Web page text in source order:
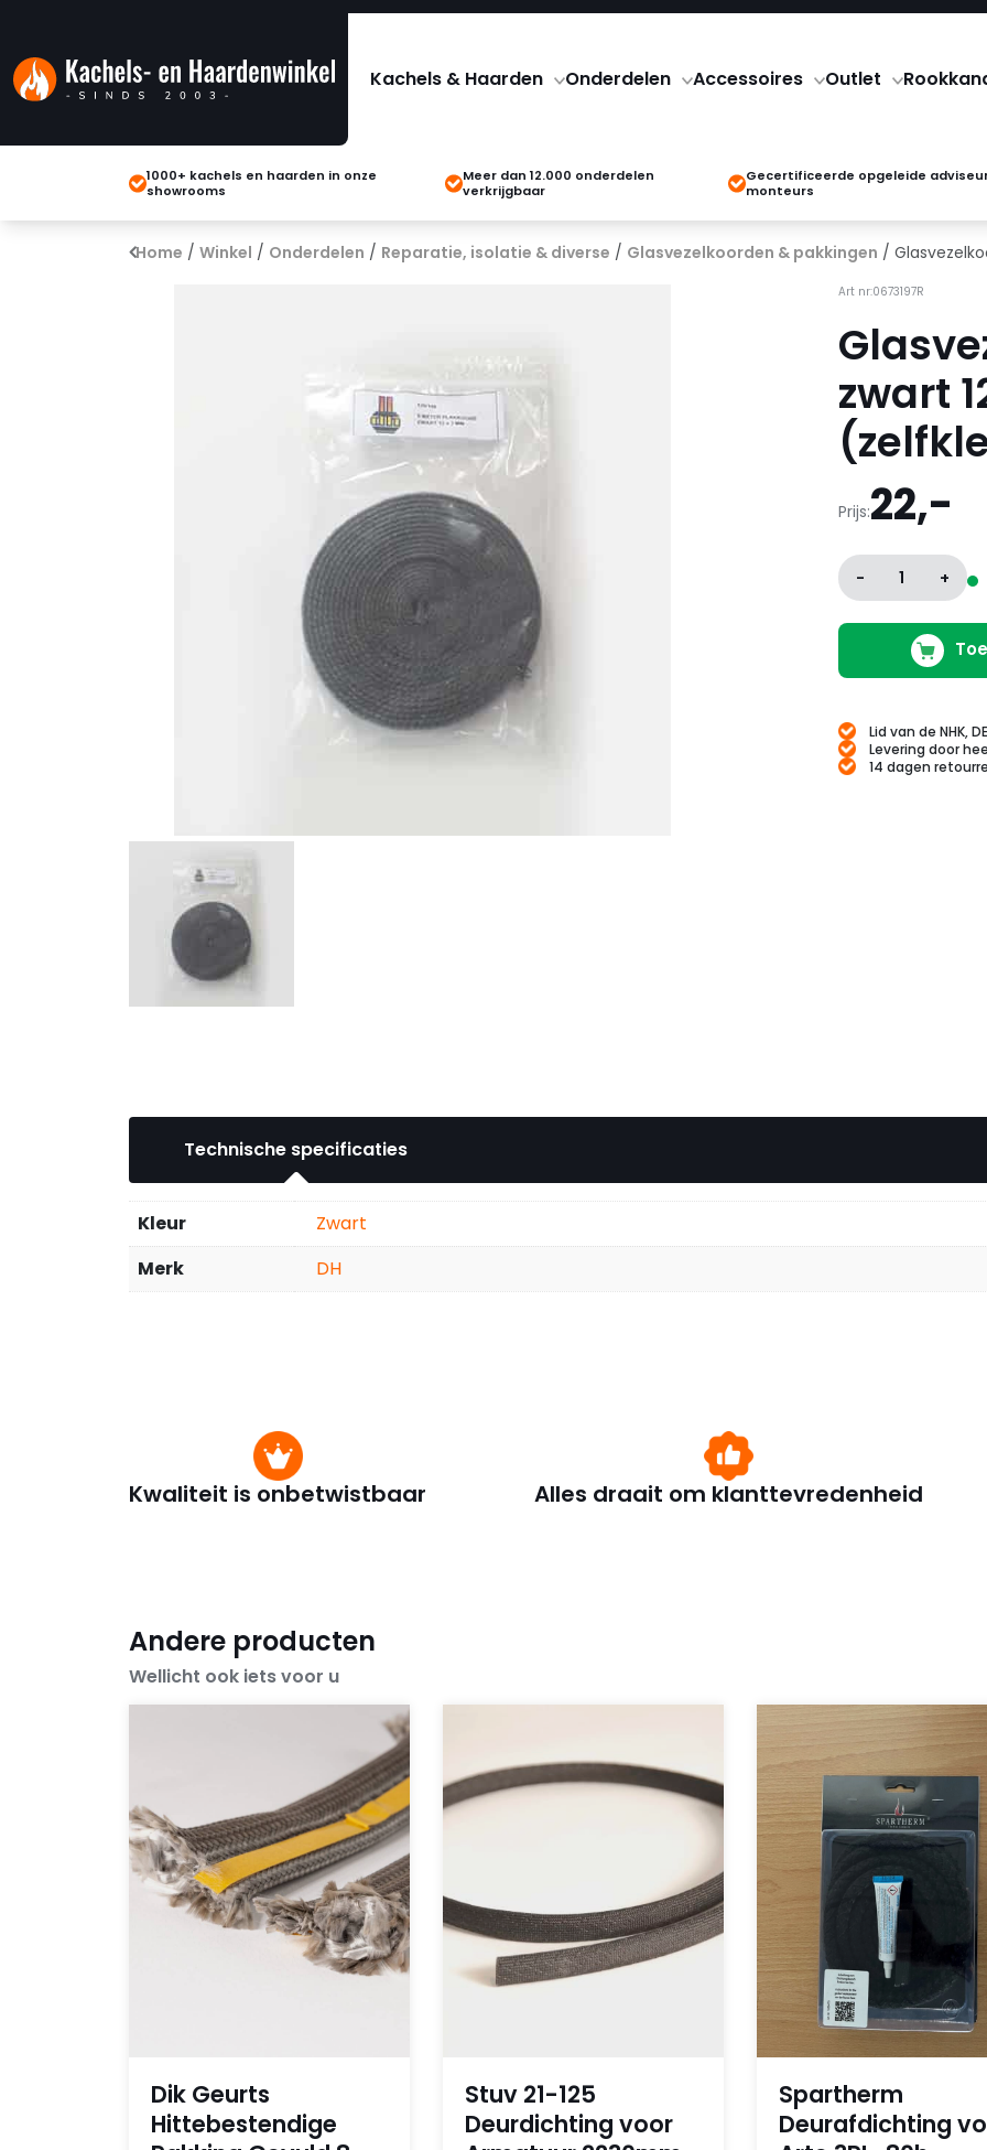
Kachels & Haarden Onderdelen Accessoires Outlet
1000+ kachels en haarden in onze
showrooms
Meer dan 12.000 onderdelen
verkrijgbaar
Gecertificeerde opgeleide
monteurs
Home / Winkel / Onderdelen / Reparatie, isolatie & diverse / Glasvezelkoorden & pakkingen /
Art nr:0673197R
zwart
Prijs:22,-
- 1 +
Lid van de NHK,
Levering door
14 dagen
Technische specificaties
Kleur
Zwart
Merk
DH
Kwaliteit is onbetwistbaar Alles draait om klanttevredenheid
Andere producten
Wellicht ook iets voor u
Dik Geurts
Hittebestendige
Stuv 21-125
Deurdichting voor
Spartherm
Deurafdichting